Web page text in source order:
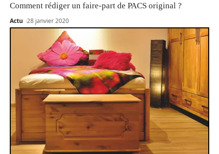
Comment rédiger un faire-part de PACS original ?
Actu 28 janvier 2020